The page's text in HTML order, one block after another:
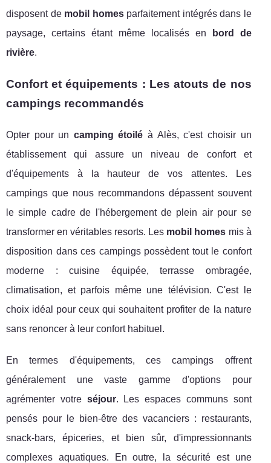
disposent de mobil homesparfaitement intégrés dans le
paysage, certains étant même localisés en
bord de
rivière.
Confort et équipements : Les atouts de nos
campings recommandés
Opter pour un camping étoilé à Alès, c'est choisir un
établissement qui assure un niveau de confort et
d'équipements à la hauteur de vos attentes. Les
campings que nous recommandons dépassent souvent
le simple cadre de l'hébergement de plein air pour se
transformer en véritables resorts. Les mobil homes mis à
disposition dans ces campings possèdent tout le confort
moderne : cuisine équipée, terrasse ombragée,
climatisation, et parfois même une télévision. C'est le
choix idéal pour ceux qui souhaitent profiter de la nature
sans renoncer à leur confort habituel.
En termes d'équipements, ces campings offrent
généralement une vaste gamme d'options pour
agrémenter votre séjour. Les espaces communs sont
pensés pour le bien-être des vacanciers : restaurants,
snack-bars, épiceries, et bien sûr, d'impressionnants
complexes aquatiques. En outre, la sécurité est une